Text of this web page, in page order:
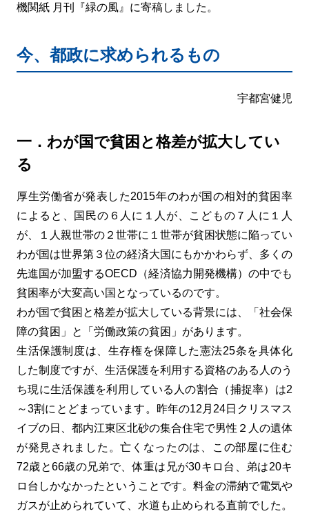
機関紙 月刊『緑の風』に寄稿しました。
今、都政に求められるもの
宇都宮健児
一．わが国で貧困と格差が拡大してい
る
厚生労働省が発表した2015年のわが国の相対的貧困率
によると、国民の６人に１人が、こどもの７人に１人
が、１人親世帯の２世帯に１世帯が貧困状態に陥ってい
わが国は世界第３位の経済大国にもかかわらず、多くの
先進国が加盟するOECD（経済協力開発機構）の中でも
貧困率が大変高い国となっているのです。
わが国で貧困と格差が拡大している背景には、「社会保
障の貧困」と「労働政策の貧困」があります。
生活保護制度は、生存権を保障した憲法25条を具体化
した制度ですが、生活保護を利用する資格のある人のう
ち現に生活保護を利用している人の割合（捕捉率）は2
～3割にとどまっています。昨年の12月24日クリスマス
イブの日、都内江東区北砂の集合住宅で男性２人の遺体
が発見されました。亡くなったのは、この部屋に住む
72歳と66歳の兄弟で、体重は兄が30キロ台、弟は20キ
ロ台しかなかったということです。料金の滞納で電気や
ガスが止められていて、水道も止められる直前でした。